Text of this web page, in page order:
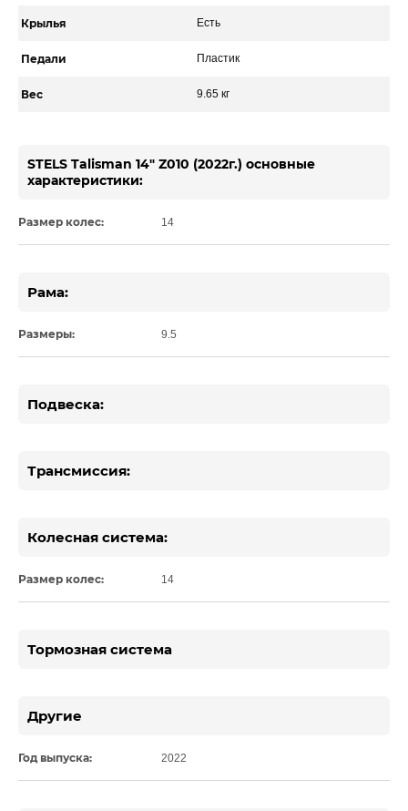
Крылья Есть
Педали Пластик
Вес 9.65 кг
STELS Talisman 14" Z010 (2022г.) основные
характеристики:
Размер колес: 14
Рама:
Размеры: 9.5
Подвеска:
Трансмиссия:
Колесная система:
Размер колес: 14
Тормозная система
Другие
Год выпуска: 2022